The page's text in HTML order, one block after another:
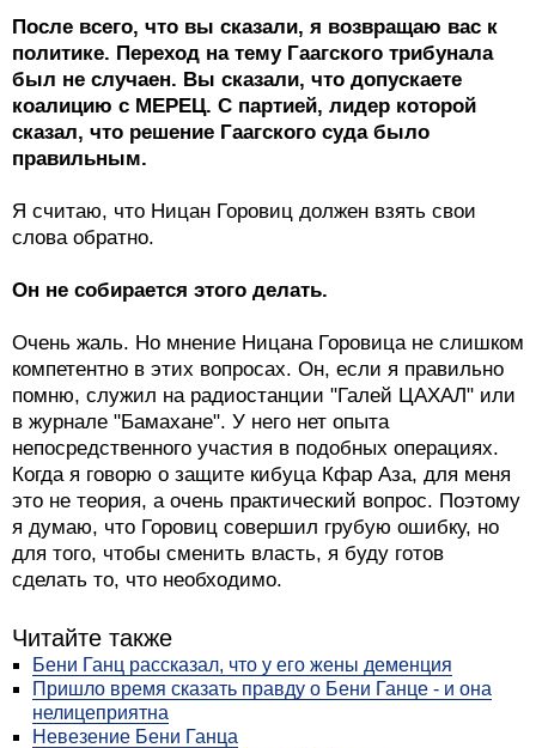
После всего, что вы сказали, я возвращаю вас к
политике. Переход на тему Гаагского трибунала
был не случаен. Вы сказали, что допускаете
коалицию с МЕРЕЦ. С партией, лидер которой
сказал, что решение Гаагского суда было
правильным.
Я считаю, что Ницан Горовиц должен взять свои
слова обратно.
Он не собирается этого делать.
Очень жаль. Но мнение Ницана Горовица не слишком
компетентно в этих вопросах. Он, если я правильно
помню, служил на радиостанции "Галей ЦАХАЛ" или
в журнале "Бамахане". У него нет опыта
непосредственного участия в подобных операциях.
Когда я говорю о защите кибуца Кфар Аза, для меня
это не теория, а очень практический вопрос. Поэтому
я думаю, что Горовиц совершил грубую ошибку, но
для того, чтобы сменить власть, я буду готов
сделать то, что необходимо.
Читайте также
Бени Ганц рассказал, что у его жены деменция
Пришло время сказать правду о Бени Ганце - и она
нелицеприятна
Невезение Бени Ганца